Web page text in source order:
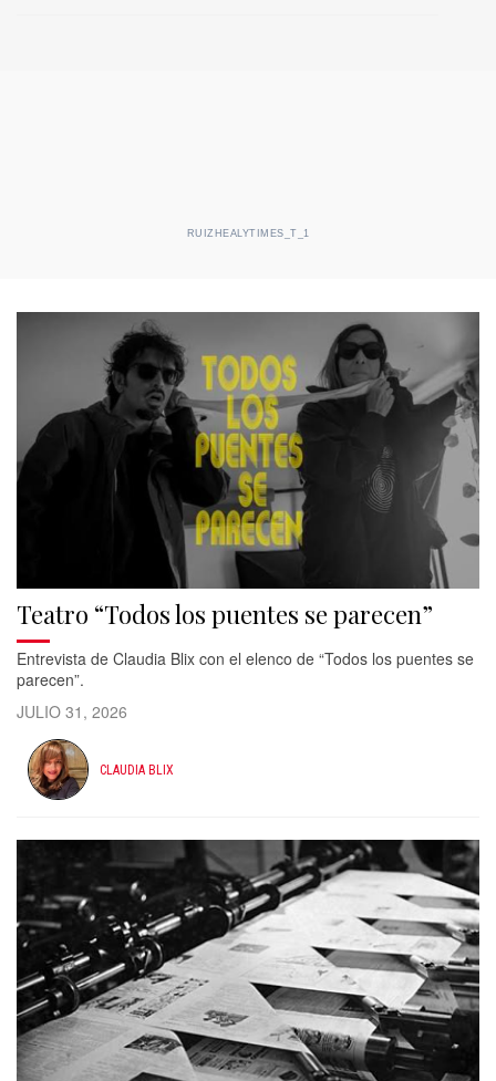
RUIZHEALYTIMES_T_1
Teatro “Todos los puentes se parecen”
Entrevista de Claudia Blix con el elenco de “Todos los puentes se
parecen”.
JULIO 31, 2026
CLAUDIA BLIX